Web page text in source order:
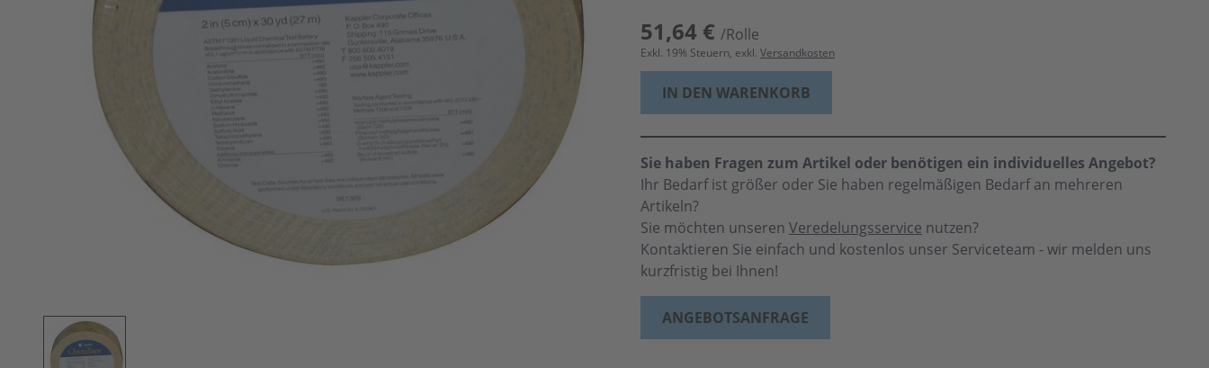
51,64 € /Rolle
Exkl. 19% Steuern, exkl. Versandkosten
IN DEN WARENKORB
Sie haben Fragen zum Artikel oder benötigen ein individuelles Angebot?
Ihr Bedarf ist größer oder Sie haben regelmäßigen Bedarf an mehreren
Artikeln?
Sie möchten unseren Veredelungsservice nutzen?
Kontaktieren Sie einfach und kostenlos unser Serviceteam - wir melden uns
kurzfristig bei Ihnen!
ANGEBOTSANFRAGE